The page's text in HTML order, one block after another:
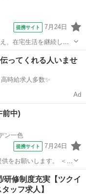
提携サイト 7月24日
、在宅生活を継続して
。 ※お客様に提供する
など ※提供食事数:30
ってくれる人いませ
録不要！高時給求人多数✨
Ad
前中)
ン一色
提携サイト 7月24日
お願いします。 ＜主
掃除 など 小規模
メニューを調理するの
研修制度充実【ツクイ
ッフ求人】